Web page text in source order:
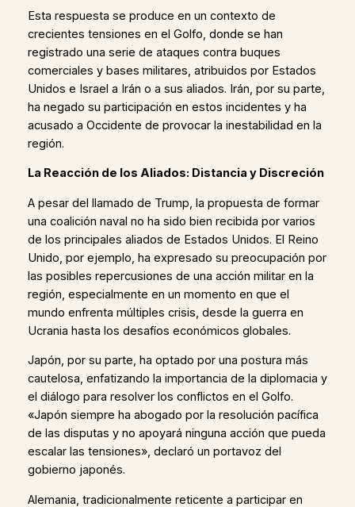
Esta respuesta se produce en un contexto de
crecientes tensiones en el Golfo, donde se han
registrado una serie de ataques contra buques
comerciales y bases militares, atribuidos por Estados
Unidos e Israel a Irán o a sus aliados. Irán, por su parte,
ha negado su participación en estos incidentes y ha
acusado a Occidente de provocar la inestabilidad en la
región.
La Reacción de los Aliados: Distancia y Discreción
A pesar del llamado de Trump, la propuesta de formar
una coalición naval no ha sido bien recibida por varios
de los principales aliados de Estados Unidos. El Reino
Unido, por ejemplo, ha expresado su preocupación por
las posibles repercusiones de una acción militar en la
región, especialmente en un momento en que el
mundo enfrenta múltiples crisis, desde la guerra en
Ucrania hasta los desafíos económicos globales.
Japón, por su parte, ha optado por una postura más
cautelosa, enfatizando la importancia de la diplomacia y
el diálogo para resolver los conflictos en el Golfo.
«Japón siempre ha abogado por la resolución pacífica
de las disputas y no apoyará ninguna acción que pueda
escalar las tensiones», declaró un portavoz del
gobierno japonés.
Alemania, tradicionalmente reticente a participar en